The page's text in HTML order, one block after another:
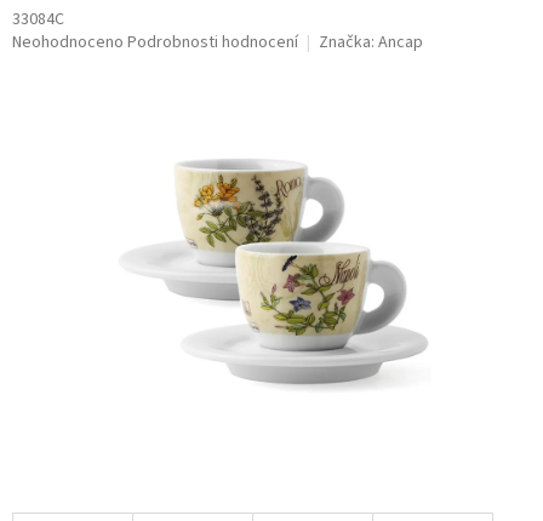
33084C
Průměrné
Neohodnoceno Podrobnosti hodnocení Značka: Ancap